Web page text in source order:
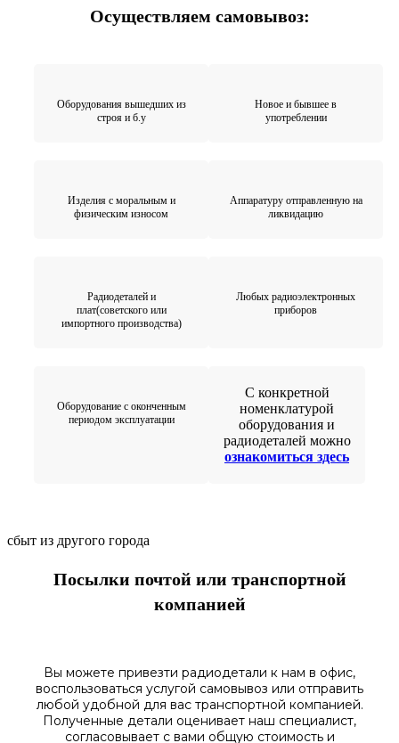
Осуществляем самовывоз:
Оборудования вышедших из
строя и б.у
Новое и бывшее в
употреблении
Изделия с моральным и
физическим износом
Аппаратуру отправленную на
ликвидацию
Радиодеталей и
плат(советского или
импортного производства)
Любых радиоэлектронных
приборов
Оборудование с оконченным
периодом эксплуатации
С конкретной
номенклатурой
оборудования и
радиодеталей можно
ознакомиться здесь
сбыт из другого города
Посылки почтой или транспортной
компанией
Вы можете привезти радиодетали к нам в офис,
воспользоваться услугой самовывоз или отправить
любой удобной для вас транспортной компанией.
Полученные детали оценивает наш специалист,
согласовываетс вами общую стоимость и